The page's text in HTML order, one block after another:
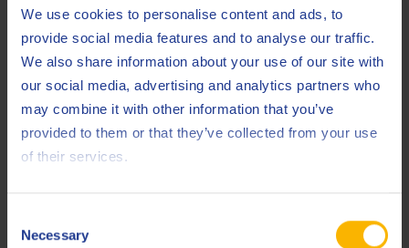
We use cookies to personalise content and ads, to
provide social media features and to analyse our traffic.
We also share information about your use of our site with
our social media, advertising and analytics partners who
may combine it with other information that you’ve
provided to them or that they’ve collected from your use
of their services.
Selection
Necessary
Q8 Dynobear 5
GENERAL INDUSTRY
Uitstekende multifunctionele circulatieolie
Circulatie-olie